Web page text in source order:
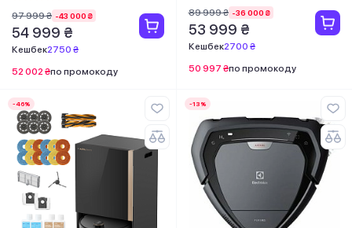
97 999 ₴ -43 000 ₴
54 999 ₴
Кешбек2750 ₴
52 002 ₴по промокоду
89 999 ₴ -36 000 ₴
53 999 ₴
Кешбек2700 ₴
50 997 ₴по промокоду
-46% -13%